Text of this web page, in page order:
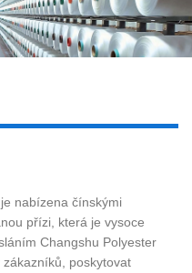
nabízena čínskými
přízi, která je vysoce
Changshu Polyester
poskytovat